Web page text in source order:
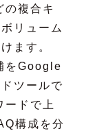
の複合キ
リューム
ます。
をGoogle
ツールで
ードで上
構成を分